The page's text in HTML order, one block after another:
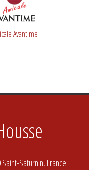
Avantime
Saturnin, France